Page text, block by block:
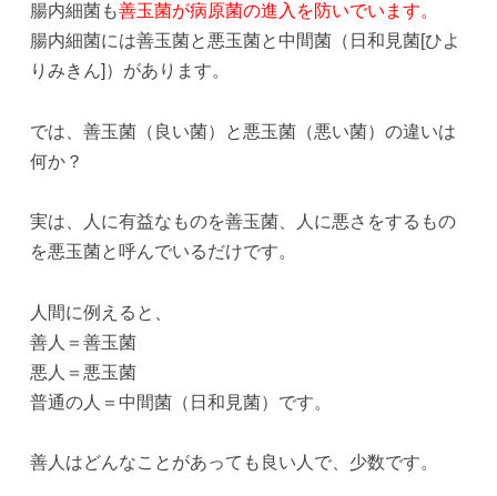
腸内細菌も善玉菌が病原菌の進入を防いでいます。
腸内細菌には善玉菌と悪玉菌と中間菌（日和見菌[ひよ
りみきん]）があります。
では、善玉菌（良い菌）と悪玉菌（悪い菌）の違いは
何か？
実は、人に有益なものを善玉菌、人に悪さをするもの
を悪玉菌と呼んでいるだけです。
人間に例えると、
善人＝善玉菌
悪人＝悪玉菌
普通の人＝中間菌（日和見菌）です。
善人はどんなことがあっても良い人で、少数です。